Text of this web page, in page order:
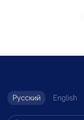
Русский English